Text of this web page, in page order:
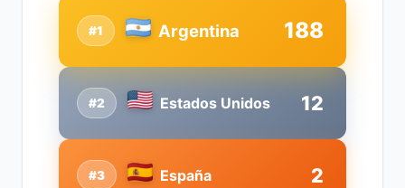
#2 Estados Unidos 12
#1 Argentina 188
#3 España 2